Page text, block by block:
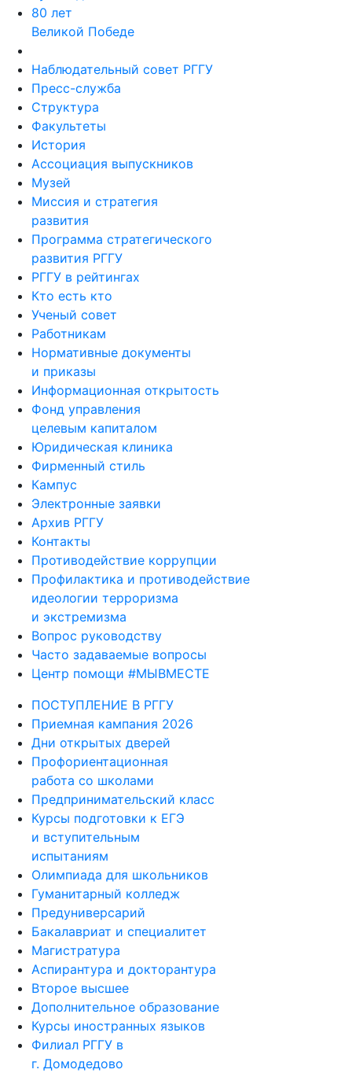
80 лет
Великой Победе
Наблюдательный совет РГГУ
Пресс-служба
Структура
Факультеты
История
Ассоциация выпускников
Музей
Миссия и стратегия
развития
Программа стратегического
развития РГГУ
РГГУ в рейтингах
Кто есть кто
Ученый совет
Работникам
Нормативные документы
и приказы
Информационная открытость
Фонд управления
целевым капиталом
Юридическая клиника
Фирменный стиль
Кампус
Электронные заявки
Архив РГГУ
Контакты
Противодействие коррупции
Профилактика и противодействие
идеологии терроризма
и экстремизма
Вопрос руководству
Часто задаваемые вопросы
Центр помощи #МЫВМЕСТЕ
ПОСТУПЛЕНИЕ В РГГУ
Приемная кампания 2026
Дни открытых дверей
Профориентационная
работа со школами
Предпринимательский класс
Курсы подготовки к ЕГЭ
и вступительным
испытаниям
Олимпиада для школьников
Гуманитарный колледж
Предуниверсарий
Бакалавриат и специалитет
Магистратура
Аспирантура и докторантура
Второе высшее
Дополнительное образование
Курсы иностранных языков
Филиал РГГУ в
г. Домодедово